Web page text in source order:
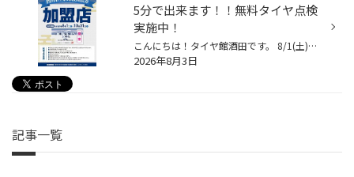
5分で出来ます！！無料タイヤ点検
実施中！
こんにちは！タイヤ館酒田です。 8/1(土)からご利用が開始された【酒田市生活応援商品】 タイヤ館酒田でご使用いただけます！！ ご利用期間は10/31(土)まで。 【公式】酒田市生活応援商品券はこちらから さて 只今タイヤ館酒田では 無料タイヤ点検を実施中です！ 夏 お出かけ前に！ 春のタイヤ交換...
2026年8月3日
記事一覧